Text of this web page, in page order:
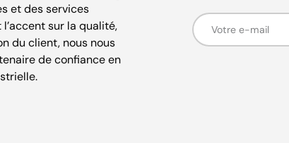
et des services
sur la qualité,
du client, nous nous
de confiance en
E-mail